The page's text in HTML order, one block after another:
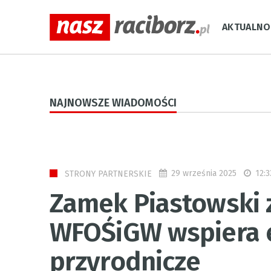
NAJNOWSZE WIADOMOŚCI
STRONY PARTNERSKIE 29 września 2025
Zamek Piastowski
WFOŚiGW
przyrodnicze